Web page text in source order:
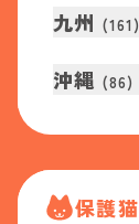
九州 (161 )
沖縄 (86)
保護猫